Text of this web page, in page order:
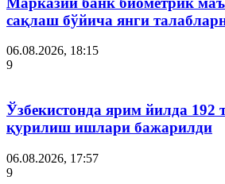
сақлаш бўйича янги
06.08.2026, 18:15
9
Ўзбекистонда ярим йилда 192
қурилиш ишлари бажарилди
06.08.2026, 17:57
9